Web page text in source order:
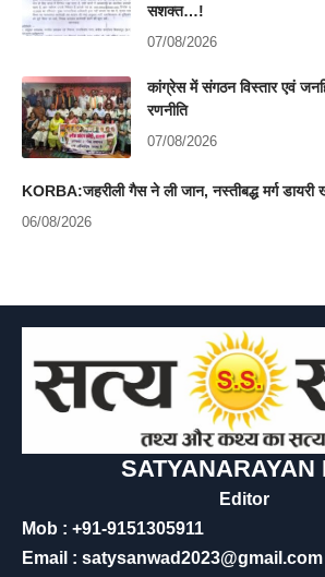
सशक्त…!
07/08/2026
कांग्रेस में संगठन विस्तार एवं
रणनीति
07/08/2026
KORBA:जहरीली गैस ने ली जान, नस्तीबद्ध मर्ग
06/08/2026
SATYANARAYAN
Editor
Mob : +91-9151305911
Email : satysanwad2023@gmail.com